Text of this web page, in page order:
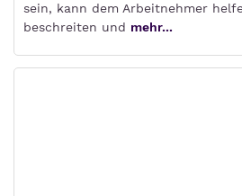
sein, kann dem Arbeitnehmer
beschreiten und mehr...